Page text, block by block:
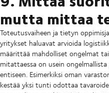
mutta mittaa
Toteutusvaiheen ja tietyn
yritykset haluavat arvioida
määrittää mahdolliset ongelmat
mitattaessa on usein
entiseen. Esimerkiksi oman
kestää yksi tunti odottaa